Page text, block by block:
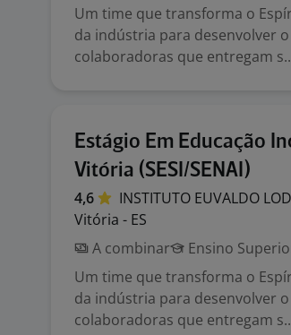
Um time que transforma o
da indústria para desenvolver
colaboradoras que entregam
Estágio Em Educação
Vitória (SESI/SENAI)
4,6 INSTITUTO EUVALDO
Vitória - ES
A combinar
Ensino
Um time que transforma o
da indústria para desenvolver
colaboradoras que entregam